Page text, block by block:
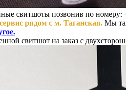
свитшоты позвонив по номеру:
рядом с м. Таганская. Мы
свитшот на заказ с